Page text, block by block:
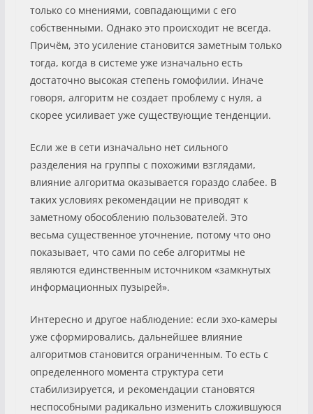
только со мнениями, совпадающими с его
собственными. Однако это происходит не всегда.
Причём, это усиление становится заметным только
тогда, когда в системе уже изначально есть
достаточно высокая степень гомофилии. Иначе
говоря, алгоритм не создает проблему с нуля, а
скорее усиливает уже существующие тенденции.
Если же в сети изначально нет сильного
разделения на группы с похожими взглядами,
влияние алгоритма оказывается гораздо слабее. В
таких условиях рекомендации не приводят к
заметному обособлению пользователей. Это
весьма существенное уточнение, потому что оно
показывает, что сами по себе алгоритмы не
являются единственным источником «замкнутых
информационных пузырей».
Интересно и другое наблюдение: если эхо-камеры
уже сформировались, дальнейшее влияние
алгоритмов становится ограниченным. То есть с
определенного момента структура сети
стабилизируется, и рекомендации становятся
неспособными радикально изменить сложившуюся